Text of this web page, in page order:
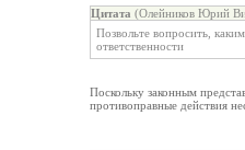
Цитата (Олейников Юрий
Позвольте вопросить,
ответственности
Поскольку законным
противоправные действия